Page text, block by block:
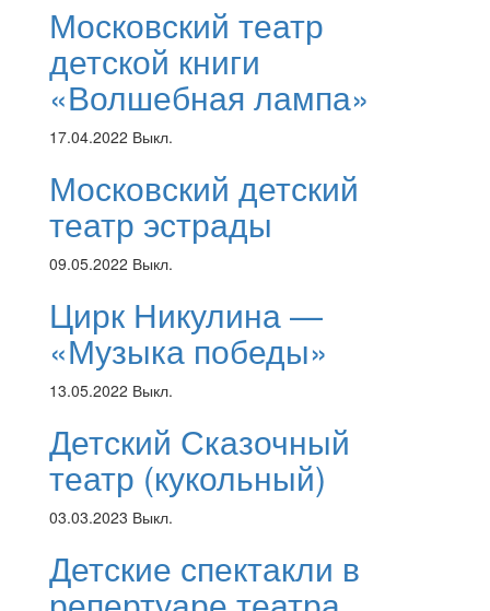
Московский театр
детской книги
«Волшебная лампа»
17.04.2022 Выкл.
Московский детский
театр эстрады
09.05.2022 Выкл.
Цирк Никулина —
«Музыка победы»
13.05.2022 Выкл.
Детский Сказочный
театр (кукольный)
03.03.2023 Выкл.
Детские спектакли в